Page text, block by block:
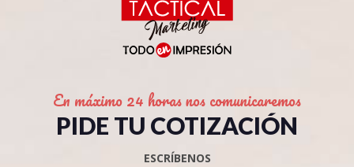
En máximo 24 horas nos comunicaremos
PIDE TU COTIZACIÓN
ESCRÍBENOS